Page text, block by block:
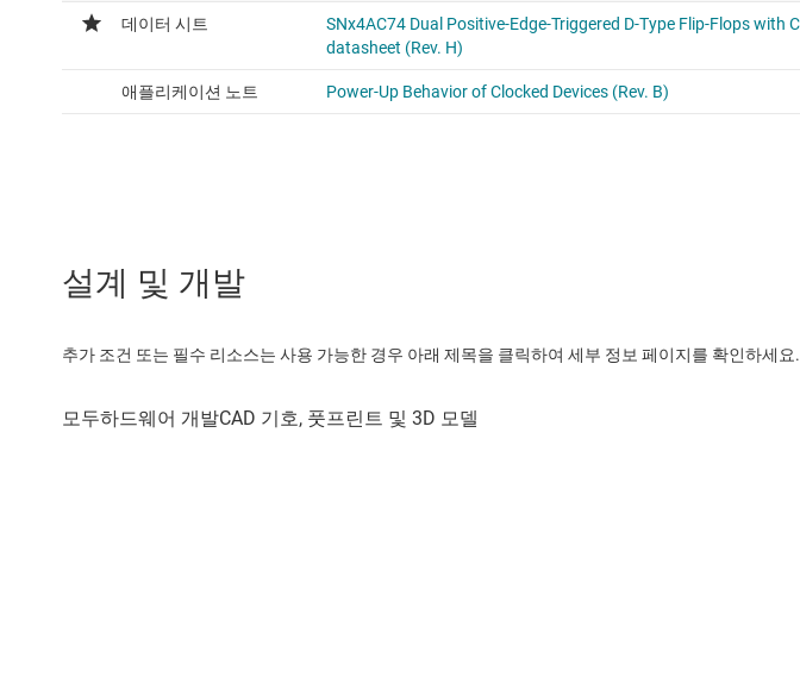
설계 및 개발
추가 조건 또는 필수 리소스는 사용 가능한 경우 아래 제목을 클릭하여 세부 정보 페이지를 확인하세요.